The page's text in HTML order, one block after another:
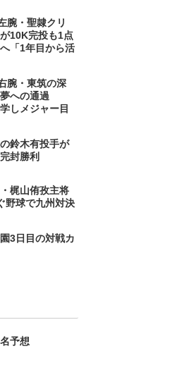
腕・聖隷クリ
10K完投も1点
「1年目から活
腕・東筑の深
への通過
しメジャー目
鈴木有投手が
封勝利
梶山侑孜主将
野球で九州対決
3日目の対戦カ
予想